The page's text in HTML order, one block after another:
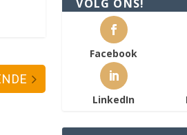
VOLG ONS!
Facebook
LinkedIn